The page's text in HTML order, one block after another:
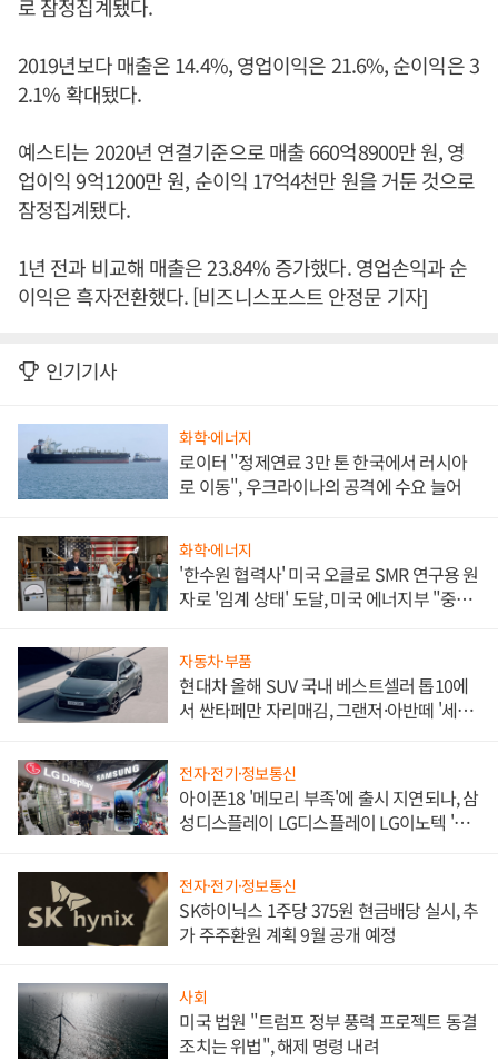
로 잠정집계됐다.
2019년보다 매출은 14.4%, 영업이익은 21.6%, 순이익은 3
2.1% 확대됐다.
예스티는 2020년 연결기준으로 매출 660억8900만 원, 영
업이익 9억1200만 원, 순이익 17억4천만 원을 거둔 것으로
잠정집계됐다.
1년 전과 비교해 매출은 23.84% 증가했다. 영업손익과 순
이익은 흑자전환했다. [비즈니스포스트 안정문 기자]
인기기사
화학·에너지
로이터 "정제연료 3만 톤 한국에서 러시아
로 이동", 우크라이나의 공격에 수요 늘어
화학·에너지
'한수원 협력사' 미국 오클로 SMR 연구용 원
자로 '임계 상태' 도달, 미국 에너지부 "중요
자동차·부품
현대차 올해 SUV 국내 베스트셀러 톱10에
서 싼타페만 자리매김, 그랜저·아반떼 '세단
전자·전기·정보통신
아이폰18 '메모리 부족'에 출시 지연되나, 삼
성디스플레이 LG디스플레이 LG이노텍 '탈
전자·전기·정보통신
SK하이닉스 1주당 375원 현금배당 실시, 추
가 주주환원 계획 9월 공개 예정
사회
미국 법원 "트럼프 정부 풍력 프로젝트 동결
조치는 위법", 해제 명령 내려